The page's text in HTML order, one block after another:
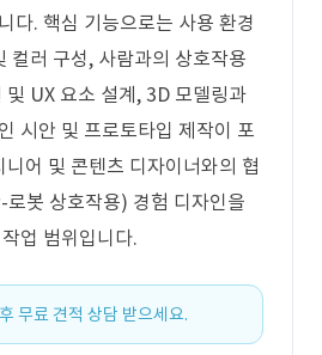
다. 핵심 기능으로는 사용 환경
컬러 구성, 사람과의 상호작용
및 UX 요소 설계, 3D 모델링과
시안 및 프로토타입 제작이 포
어 및 콘텐츠 디자이너와의 협
봇 상호작용) 경험 디자인을
업 범위입니다.
무료 견적 상담 받으세요.